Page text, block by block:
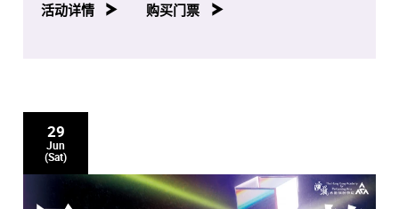
活动详情 购买门票
29
Jun
(Sat)